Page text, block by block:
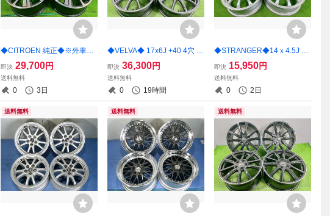
◆CITROEN 純正◆※外車ナ
ット※ 17x7J +50 5穴 108 中
古アルミ ホイール 4本 【宮
城発 送料無料】MYG-C1732
5
即決 29,700円
送料無料
0 3日
◆VELVA◆ 17x6J +40 4穴 1
00中古 アルミホイール 4本
【宮城発 送料無料】MYG-C1
7504
即決 36,300円
送料無料
0 19時間
◆STRANGER◆14ｘ4.5J +4
4 4穴 PCD100 中古 アルミホ
イール 4本 【宮城発 送料無
料】MYG-C17323
即決 15,950円
送料無料
0 2日
送料無料 送料無料 送料無料